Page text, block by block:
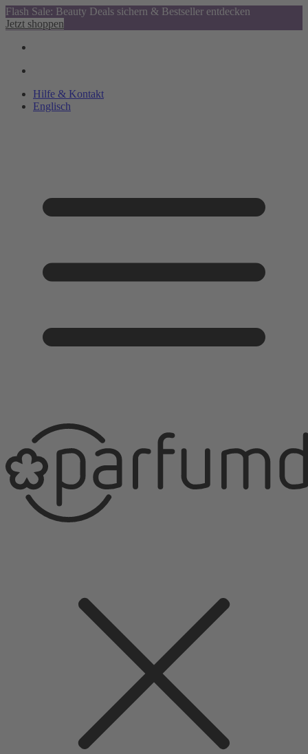
Flash Sale: Beauty Deals sichern & Bestseller entdecken
Jetzt shoppen
Hilfe & Kontakt
Englisch